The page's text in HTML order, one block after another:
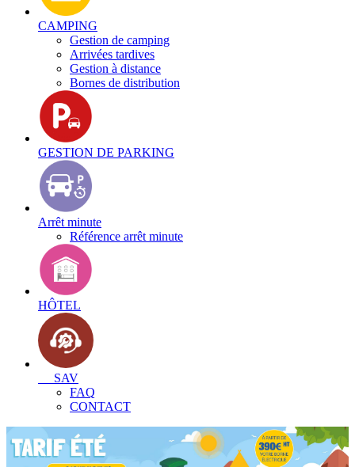
CAMPING
Gestion de camping
Arrivées tardives
Gestion à distance
Bornes de distribution
GESTION DE PARKING
Arrêt minute
Référence arrêt minute
HÔTEL
SAV
FAQ
CONTACT